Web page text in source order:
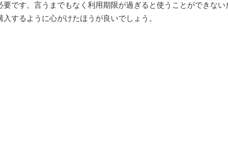
要です。言うまでもなく利用期限が過ぎると使うことができない
するように心がけたほうが良いでしょう。